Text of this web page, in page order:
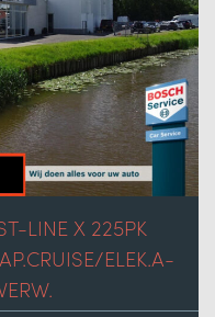
LINE X 225PK
ELEK.A-